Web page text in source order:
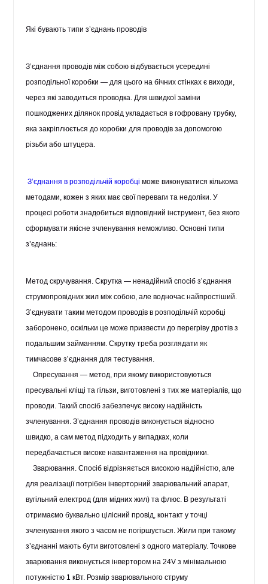
Які бувають типи з’єднань проводів
З’єднання проводів між собою відбувається усередині
розподільної коробки — для цього на бічних стінках є виходи,
через які заводиться проводка. Для швидкої заміни
пошкоджених ділянок провід укладається в гофровану трубку,
яка закріплюється докоробки для проводів за допомогою
різьби або штуцера.
З’єднання в розподільчій коробці може виконуватися кількома
методами, кожен з яких має свої переваги та недоліки. У
процесі роботи знадобиться відповідний інструмент, без якого
сформувати якісне зчленування неможливо. Основні типи
з’єднань:
Метод скручування. Скрутка — ненадійний спосіб з’єднання
струмопровідних жил між собою, але водночас найпростіший.
З’єднувати таким методом проводів в розподільчій коробці
заборонено, оскільки це може призвести до перегріву дротів з
подальшим займанням. Скрутку треба розглядати як
тимчасове з’єднання для тестування.
Опресування — метод, при якому використовуються
пресувальні кліщі та гільзи, виготовлені з тих же матеріалів, що
проводи. Такий спосіб забезпечує високу надійність
зчленування. З’єднання проводів виконується відносно
швидко, а сам метод підходить у випадках, коли
передбачається високе навантаження на провідники.
Зварювання. Спосіб відрізняється високою надійністю, але
для реалізації потрібен інверторний зварювальний апарат,
вугільний електрод (для мідних жил) та флюс. В результаті
отримаємо буквально цілісний провід, контакт у точці
зчленування якого з часом не погіршується. Жили при такому
з’єднанні мають бути виготовлені з одного матеріалу. Точкове
зварювання виконується інвертором на 24V з мінімальною
потужністю 1 кВт. Розмір зварювального струму